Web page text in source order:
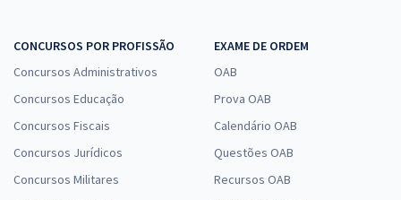
CONCURSOS POR PROFISSÃO
Concursos Administrativos
Concursos Educação
Concursos Fiscais
Concursos Jurídicos
Concursos Militares
EXAME DE ORDEM
OAB
Prova OAB
Calendário OAB
Questões OAB
Recursos OAB